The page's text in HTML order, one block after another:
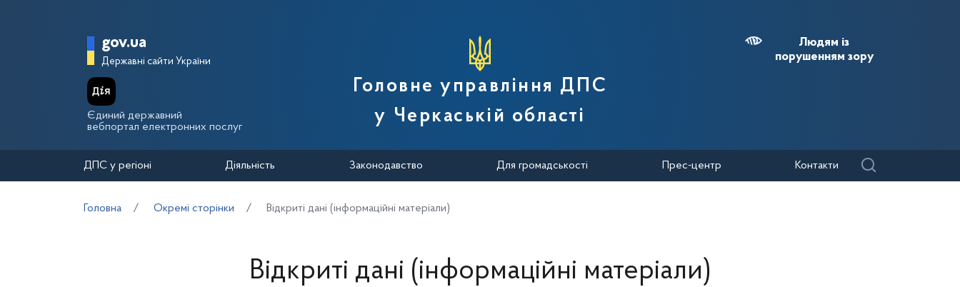
Головна сторінка Державної податкової служби України
gov.ua
Державні сайти України
Єдиний державний
вебпортал електронних послуг
Головне управління ДПС
у Черкаській області
Людям із
порушенням зору
ДПС у регіоні Діяльність Законодавство Для громадськості Прес-центр Контакти
Головна Окремі сторінки Відкриті дані (інформаційні матеріали)
Відкриті дані (інформаційні матеріали)